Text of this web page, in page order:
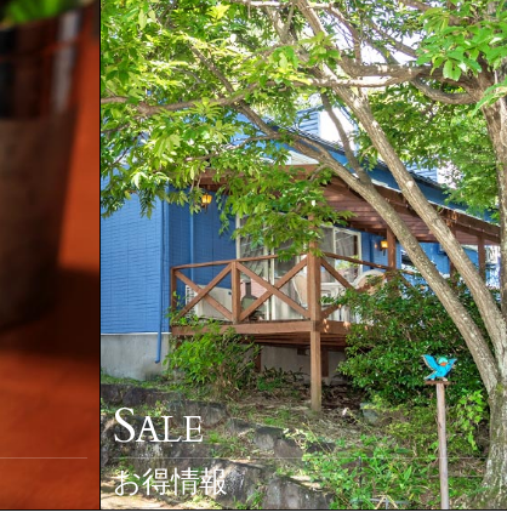
SALE
お得情報